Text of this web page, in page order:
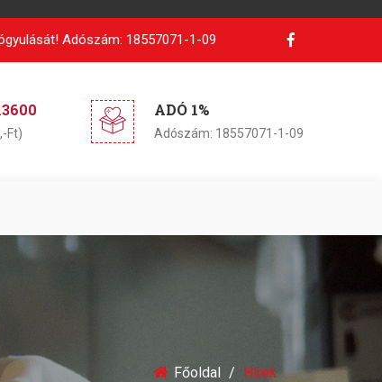
Adószám: 18557071-1-09
Ft)
ADÓ 1%
Adószám: 18557071-1-09
Főoldal Hírek